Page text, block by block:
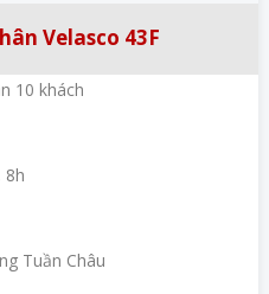
Velasco 43F
10 khách
8h
Tuần Châu